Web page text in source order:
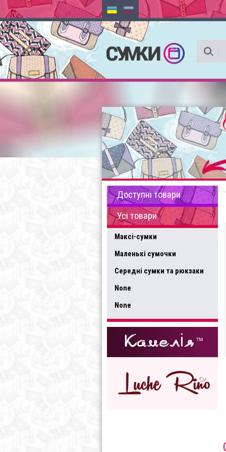
Доступні товари
Усі товари
Максі-сумки
Маленькі сумочки
Середні сумки та рюкзаки
None
None